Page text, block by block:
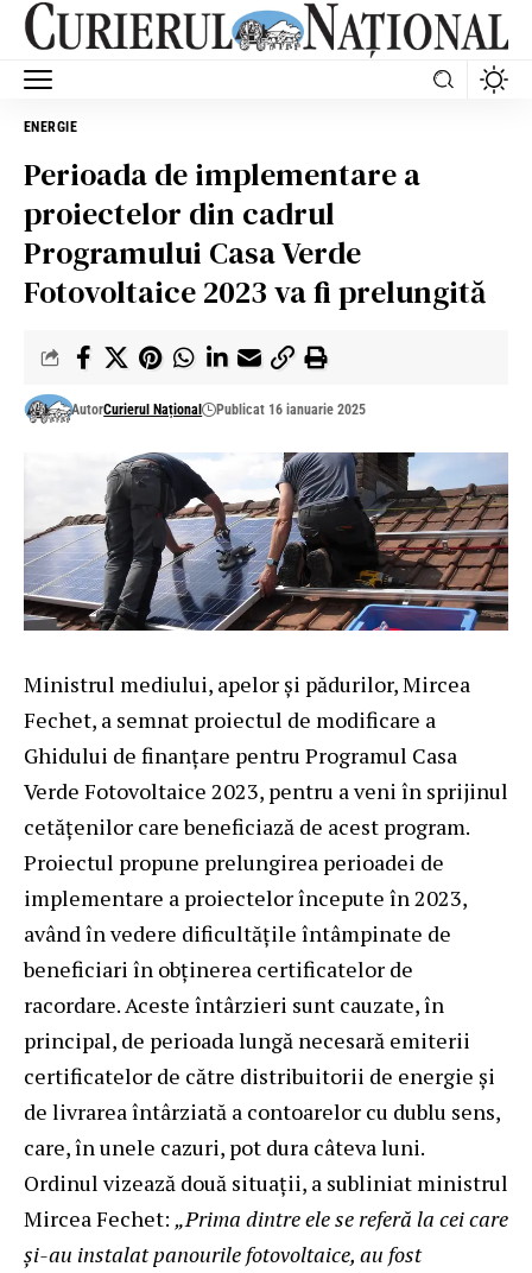
ENERGIE
Perioada de implementare a
proiectelor din cadrul
Programului Casa Verde
Fotovoltaice 2023 va fi prelungită
AutorCurierul Național Publicat 16 ianuarie 2025
Ministrul mediului, apelor și pădurilor, Mircea
Fechet, a semnat proiectul de modificare a
Ghidului de finanțare pentru Programul Casa
Verde Fotovoltaice 2023, pentru a veni în sprijinul
cetățenilor care beneficiază de acest program.
Proiectul propune prelungirea perioadei de
implementare a proiectelor începute în 2023,
având în vedere dificultățile întâmpinate de
beneficiari în obținerea certificatelor de
racordare. Aceste întârzieri sunt cauzate, în
principal, de perioada lungă necesară emiterii
certificatelor de către distribuitorii de energie și
de livrarea întârziată a contoarelor cu dublu sens,
care, în unele cazuri, pot dura câteva luni.
Ordinul vizează două situații, a subliniat ministrul
Mircea Fechet: „Prima dintre ele se referă la cei care
și-au instalat panourile fotovoltaice, au fost